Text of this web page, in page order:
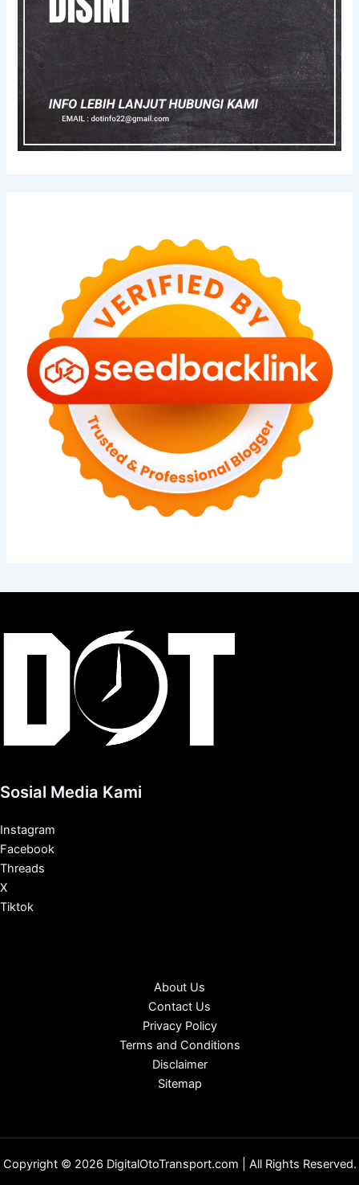
Sosial Media Kami
Instagram
Facebook
Threads
X
Tiktok
About Us
Contact Us
Privacy Policy
Terms and Conditions
Disclaimer
Sitemap
Copyright © 2026 DigitalOtoTransport.com | All Rights Reserved.